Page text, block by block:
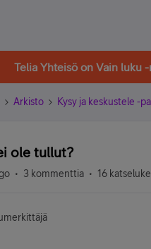
Telia Yhteisö on Vain luku
Arkisto Kysy ja keskustele -
ole tullut?
3 kommenttia 16